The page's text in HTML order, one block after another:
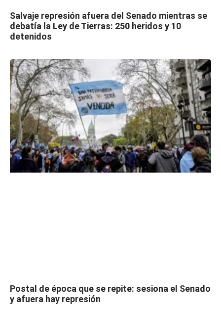
Salvaje represión afuera del Senado mientras se
debatía la Ley de Tierras: 250 heridos y 10
detenidos
Postal de época que se repite: sesiona el Senado
y afuera hay represión